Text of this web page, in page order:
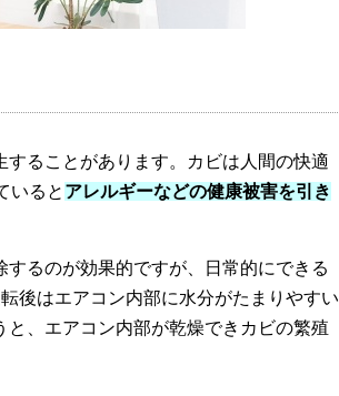
ることがあります。カビは人間の快適
いると アレルギーなどの健康被害を引き
るのが効果的ですが、日常的にできる
後はエアコン内部に水分がたまりやすい
、エアコン内部が乾燥できカビの繁殖